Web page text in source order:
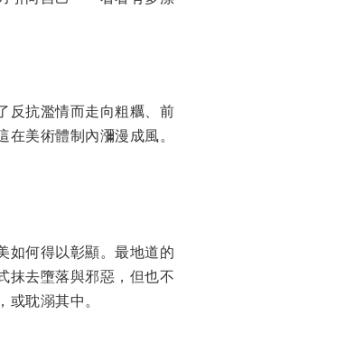
反抗濫情而走向粗糲、前
美術體制內瀰漫成風。
如何得以彰顯。最地道的
抹去墮落與邪惡，但也不
耽溺其中。